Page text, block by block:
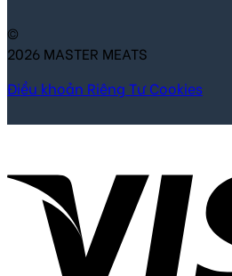
©
2026 MASTER MEATS
Điều khoản Riêng Tư Cookies